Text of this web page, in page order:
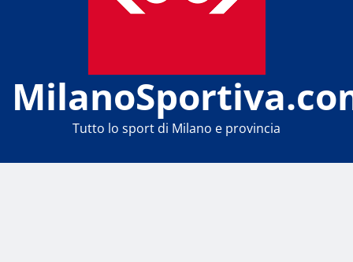
Tutto lo sport di Milano e provincia